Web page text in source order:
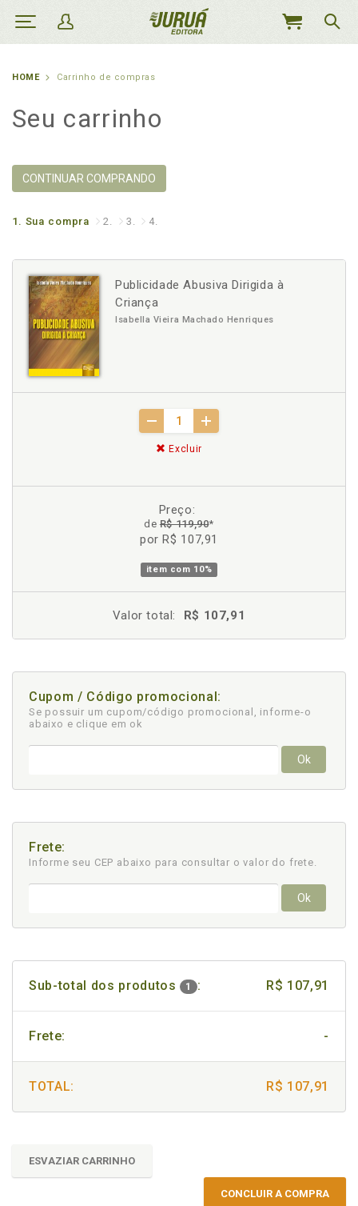
MEU
HOME Carrinho de compras
Seu carrinho
CONTINUAR COMPRANDO
1. Sua compra 2. 3. 4.
Publicidade Abusiva Dirigida à
Criança
Isabella Vieira Machado Henriques
Excluir
Preço:
deR$ 119,90*
por R$ 107,91
item com 10%
Valor total: R$ 107,91
Cupom / Código promocional:
Se possuir um cupom/código promocional, informe-o
abaixo e clique em ok
Ok
Frete:
Informe seu CEP abaixo para consultar o valor do frete.
Ok
Sub-total dos produtos 1 : R$ 107,91
Frete: -
TOTAL: R$ 107,91
ESVAZIAR CARRINHO
CONCLUIR A COMPRA